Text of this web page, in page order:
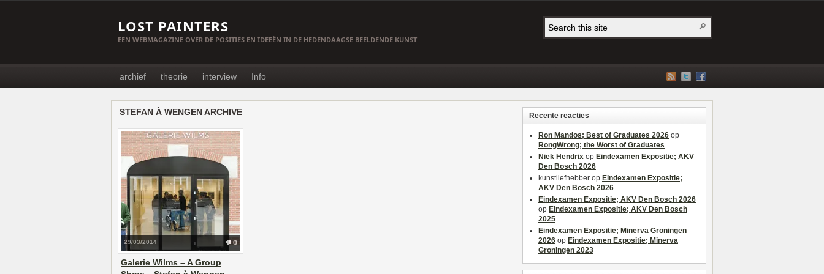
LOST PAINTERS
EEN WEBMAGAZINE OVER DE POSITIES EN IDEEËN IN DE HEDENDAAGSE BEELDENDE KUNST
archief theorie interview Info
STEFAN À WENGEN ARCHIVE
0
29/03/2014
Galerie Wilms – A Group
Recente reacties
Ron Mandos; Best of Graduates 2026 op
RongWrong; the Worst of Graduates
Niek Hendrix op Eindexamen Expositie; AKV
Den Bosch 2026
kunstliefhebber op Eindexamen Expositie;
AKV Den Bosch 2026
Eindexamen Expositie; AKV Den Bosch 2026
op Eindexamen Expositie; AKV Den Bosch
2025
Eindexamen Expositie; Minerva Groningen
2026 op Eindexamen Expositie; Minerva
Groningen 2023